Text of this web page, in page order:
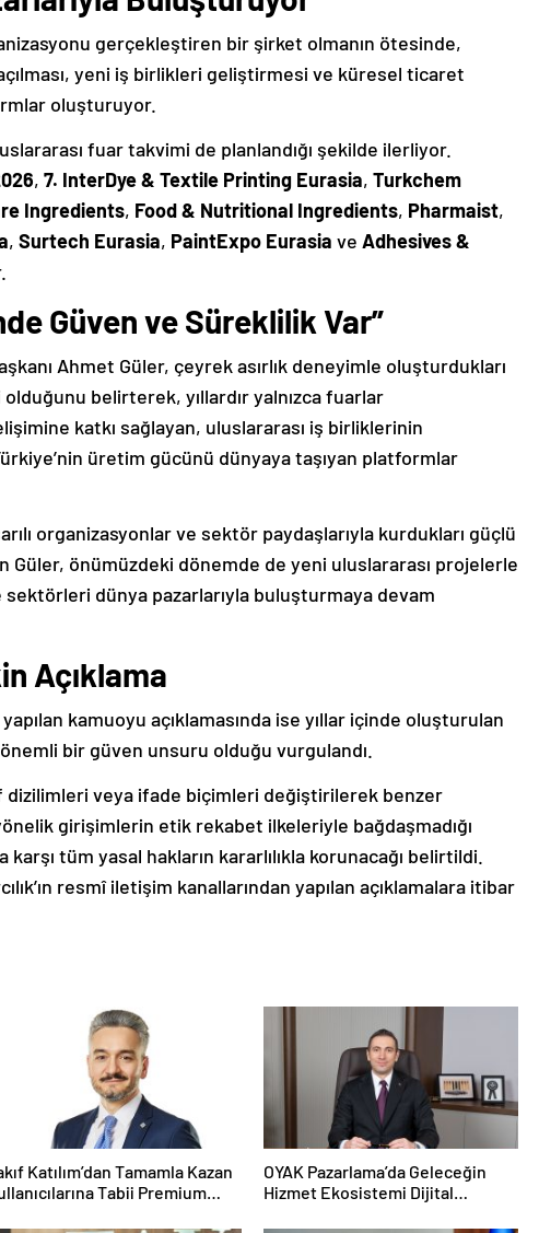
gerçekleştiren bir şirket olmanın ötesinde,
yeni iş birlikleri geliştirmesi ve küresel ticaret
oluşturuyor.
fuar takvimi de planlandığı şekilde ilerliyor.
, 7. InterDye & Textile Printing Eurasia, Turkchem
Ingredients, Food & Nutritional Ingredients, Pharmaist,
, Surtech Eurasia, PaintExpo Eurasia ve Adhesives &
Güven ve Süreklilik Var”
Ahmet Güler, çeyrek asırlık deneyimle oluşturdukları
belirterek, yıllardır yalnızca fuarlar
katkı sağlayan, uluslararası iş birliklerinin
üretim gücünü dünyaya taşıyan platformlar
organizasyonlar ve sektör paydaşlarıyla kurdukları güçlü
Güler, önümüzdeki dönemde de yeni uluslararası projelerle
dünya pazarlarıyla buluşturmaya devam
Açıklama
kamuoyu açıklamasında ise yıllar içinde oluşturulan
bir güven unsuru olduğu vurgulandı.
dizilimleri veya ifade biçimleri değiştirilerek benzer
girişimlerin etik rekabet ilkeleriyle bağdaşmadığı
tüm yasal hakların kararlılıkla korunacağı belirtildi.
resmî iletişim kanallarından yapılan açıklamalara itibar
Katılım’dan Tamamla Kazan
Tabii Premium
OYAK Pazarlama’da Geleceğin
Hizmet Ekosistemi Dijital